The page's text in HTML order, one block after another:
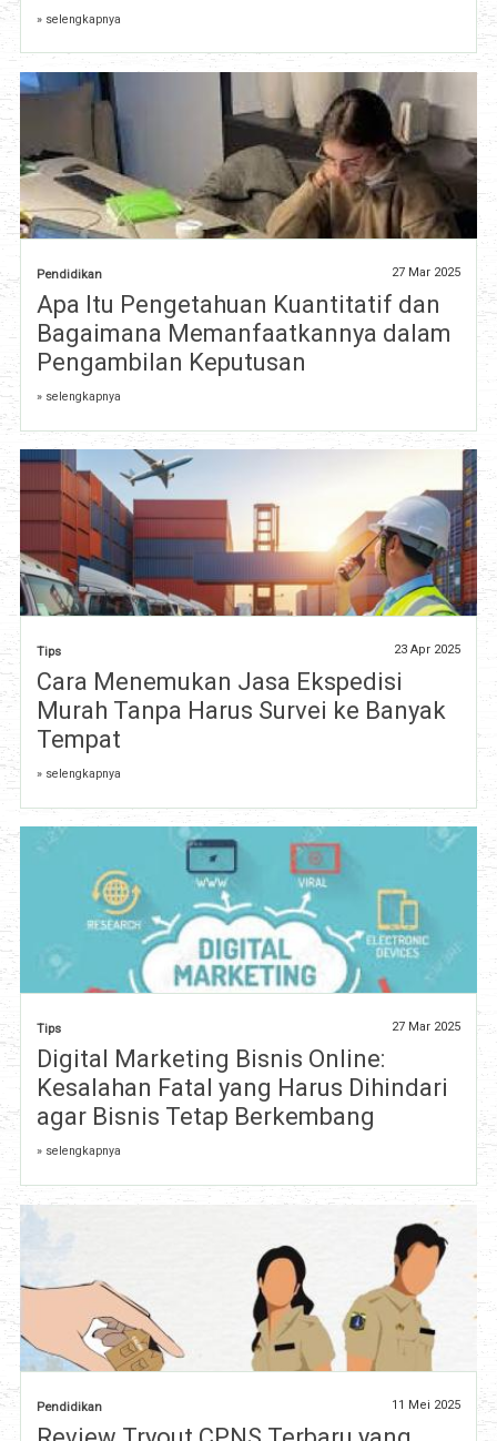
» selengkapnya
Pendidikan 27 Mar 2025
Apa Itu Pengetahuan Kuantitatif dan
Bagaimana Memanfaatkannya dalam
Pengambilan Keputusan
» selengkapnya
Tips 23 Apr 2025
Cara Menemukan Jasa Ekspedisi
Murah Tanpa Harus Survei ke Banyak
Tempat
» selengkapnya
Tips 27 Mar 2025
Digital Marketing Bisnis Online:
Kesalahan Fatal yang Harus Dihindari
agar Bisnis Tetap Berkembang
» selengkapnya
Pendidikan 11 Mei 2025